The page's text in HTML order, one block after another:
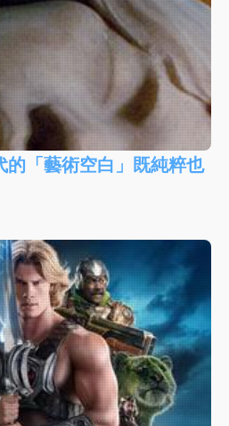
的「藝術空白」既純粹也